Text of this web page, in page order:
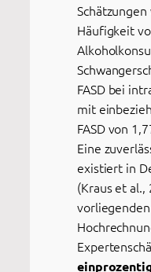
Häufigkeit
FASD bei
mit
FASD von
Eine
existiert in
(Kraus et